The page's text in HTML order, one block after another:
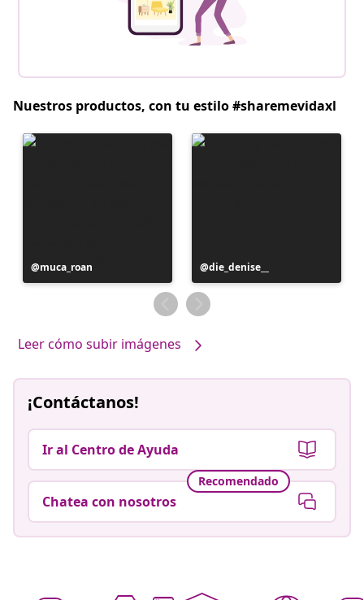
Nuestros productos, con tu estilo #sharemevidaxl
Publicación
realizada
muca_roan
Publicación
realizada
por
die_denise__
Leer cómo subir imágenes
¡Contáctanos!
Ir al Centro de Ayuda
Recomendado
Chatea con nosotros